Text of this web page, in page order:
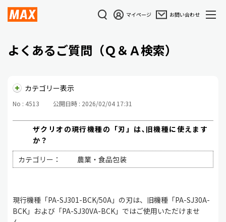
マイページ お問い合わせ
よくあるご質問（Ｑ＆Ａ検索）
カテゴリー表示
No : 4513 公開日時 : 2026/02/04 17:31
ザクリオの現行機種の「刃」は､旧機種に使えます
か？
カテゴリー：
農業・食品包装
現行機種「PA-SJ301-BCK/50A」の刃は、旧機種「PA-SJ30A-
BCK」および「PA-SJ30VA-BCK」ではご使用いただけませ